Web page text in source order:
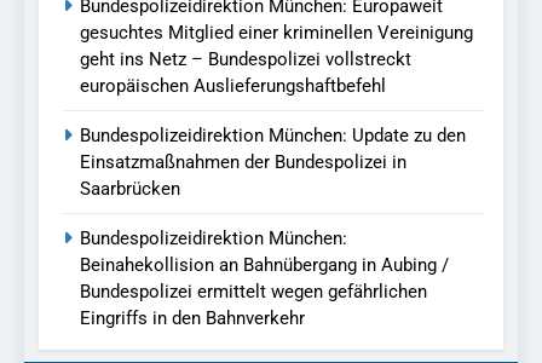
Bundespolizeidirektion München: Europaweit
gesuchtes Mitglied einer kriminellen Vereinigung
geht ins Netz – Bundespolizei vollstreckt
europäischen Auslieferungshaftbefehl
Bundespolizeidirektion München: Update zu den
Einsatzmaßnahmen der Bundespolizei in
Saarbrücken
Bundespolizeidirektion München:
Beinahekollision an Bahnübergang in Aubing /
Bundespolizei ermittelt wegen gefährlichen
Eingriffs in den Bahnverkehr